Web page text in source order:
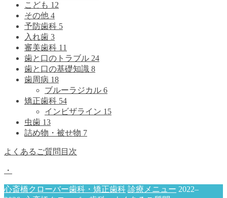
こども 12
その他 4
予防歯科 5
入れ歯 3
審美歯科 11
歯と口のトラブル 24
歯と口の基礎知識 8
歯周病 18
ブルーラジカル 6
矯正歯科 54
インビザライン 15
虫歯 13
詰め物・被せ物 7
よくあるご質問目次
・
心斎橋クローバー歯科・矯正歯科 診療メニュー 2022–